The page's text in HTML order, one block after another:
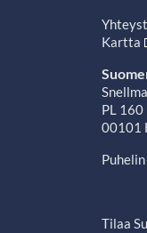
Kartta
PL 160
00101
Tilaa